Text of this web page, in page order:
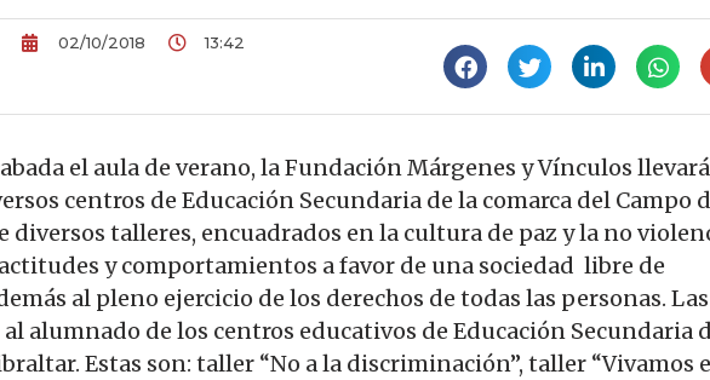
02/10/2018 13:42
el aula de verano, la Fundación Márgenes y Vínculos
centros de Educación Secundaria de la comarca del Campo
diversos talleres, encuadrados en la cultura de paz y la no
y comportamientos a favor de una sociedad libre de
al pleno ejercicio de los derechos de todas las personas. Las
alumnado de los centros educativos de Educación Secundaria
Estas son: taller “No a la discriminación”, taller “Vivamos